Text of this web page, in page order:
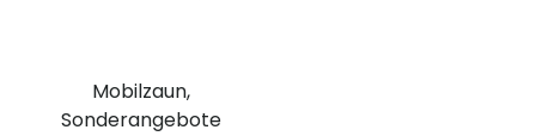
Mobilzaun,
Sonderangebote